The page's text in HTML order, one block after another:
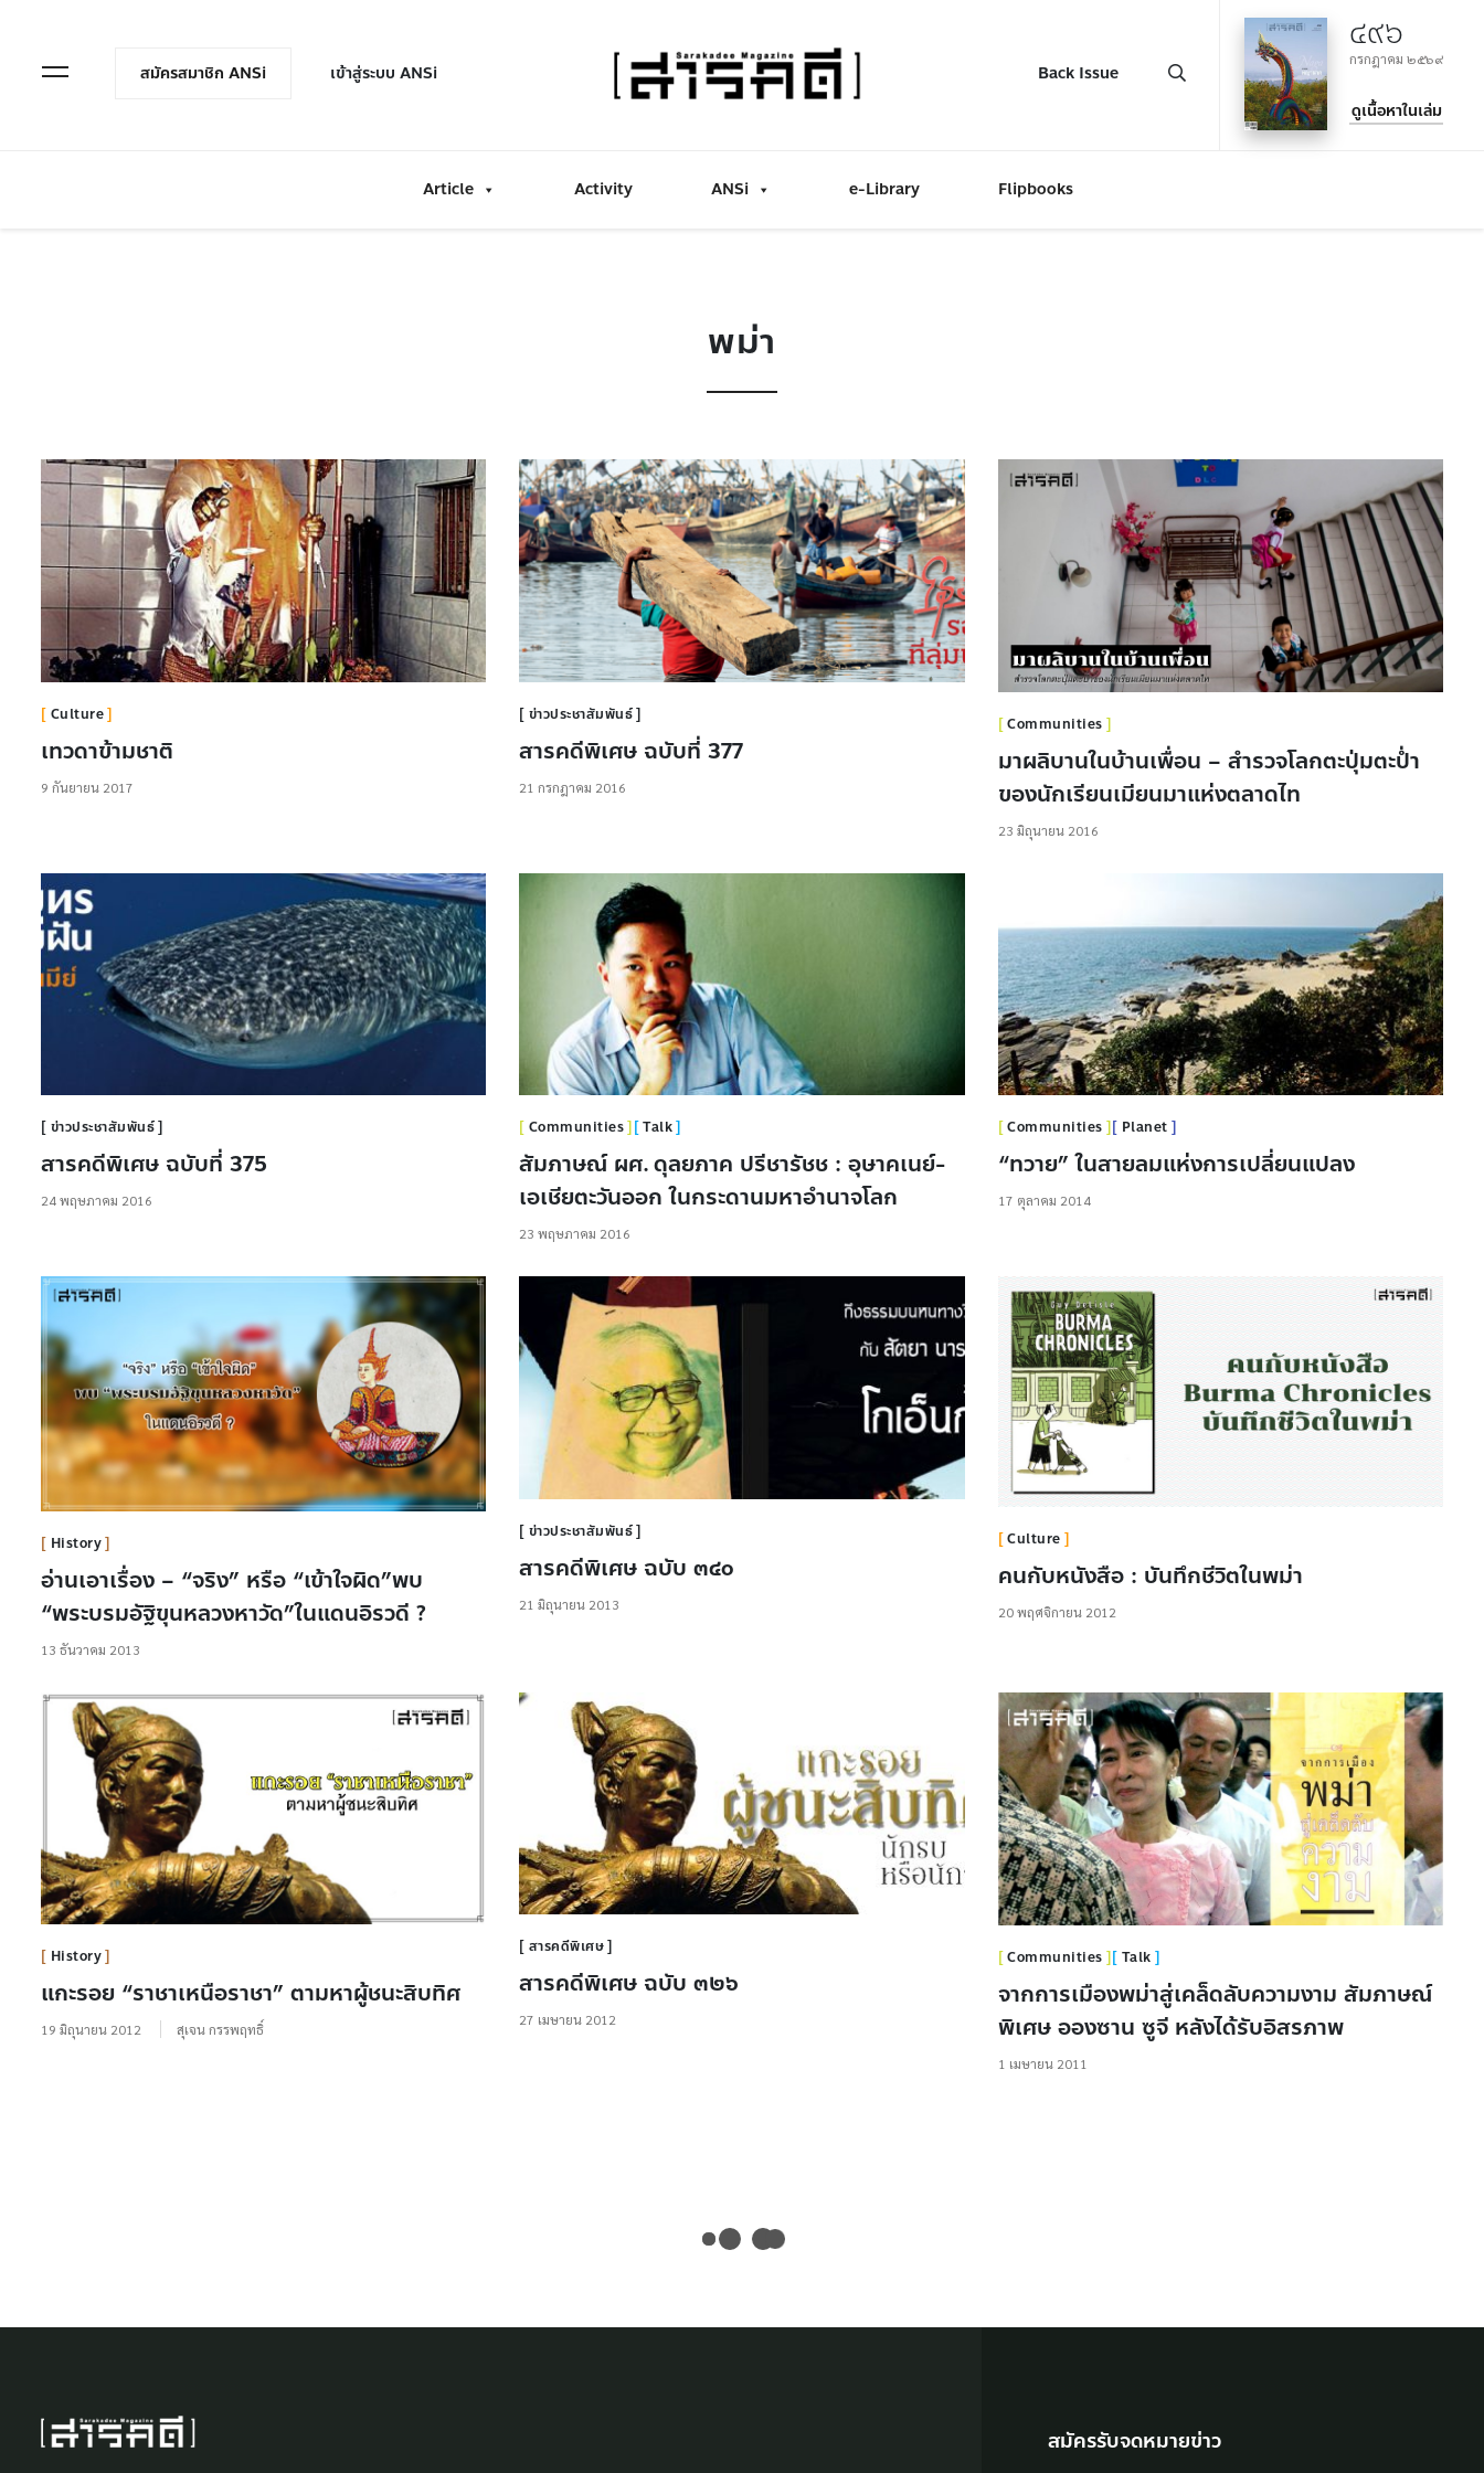
Open Menuสมัครสมาชิก ANSi เข้าสู่ระบบ ANSi Back Issue
๔๙๖
กรกฎาคม ๒๕๖๙
ดูเนื้อหาในเล่ม
Article Activity ANSi e-Library Flipbooks
พม่า
Culture
เทวดาข้ามชาติ
9 กันยายน 2017
ข่าวประชาสัมพันธ์
สารคดีพิเศษ ฉบับที่ 377
21 กรกฎาคม 2016
Communities
มาผลิบานในบ้านเพื่อน – สำรวจโลกตะปุ่มตะป่ำ
ของนักเรียนเมียนมาแห่งตลาดไท
23 มิถุนายน 2016
ข่าวประชาสัมพันธ์
สารคดีพิเศษ ฉบับที่ 375
24 พฤษภาคม 2016
Communities Talk
สัมภาษณ์ ผศ. ดุลยภาค ปรีชารัชช : อุษาคเนย์-
เอเชียตะวันออก ในกระดานมหาอํานาจโลก
23 พฤษภาคม 2016
Communities Planet
“ทวาย” ในสายลมแห่งการเปลี่ยนแปลง
17 ตุลาคม 2014
History
อ่านเอาเรื่อง – “จริง” หรือ “เข้าใจผิด”พบ
“พระบรมอัฐิขุนหลวงหาวัด”ในแดนอิรวดี ?
13 ธันวาคม 2013
ข่าวประชาสัมพันธ์
สารคดีพิเศษ ฉบับ ๓๔๐
21 มิถุนายน 2013
Culture
คนกับหนังสือ : บันทึกชีวิตในพม่า
20 พฤศจิกายน 2012
History
แกะรอย “ราชาเหนือราชา” ตามหาผู้ชนะสิบทิศ
19 มิถุนายน 2012 สุเจน กรรพฤทธิ์
สารคดีพิเศษ
สารคดีพิเศษ ฉบับ ๓๒๖
27 เมษายน 2012
Communities Talk
จากการเมืองพม่าสู่เคล็ดลับความงาม สัมภาษณ์
พิเศษ อองซาน ซูจี หลังได้รับอิสรภาพ
1 เมษายน 2011
สมัครรับจดหมายข่าว